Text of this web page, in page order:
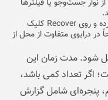
نوار جست‌وجو یا فیلترها
فایل‌هایی را که می‌خواهید برگردانید انتخاب کرده و روی Recover کلیک
در درایوی متفاوت از محل از
شود. مدت زمان این
اگر تعداد کمی باشد،
پنجره‌ای شامل گزارش